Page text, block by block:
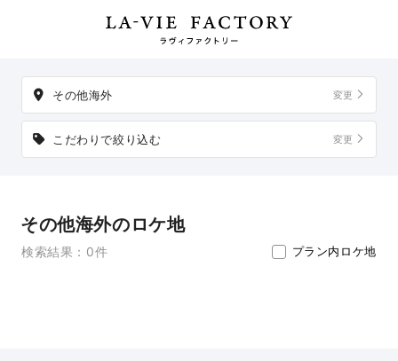
その他海外 変更
こだわりで絞り込む 変更
その他海外のロケ地
検索結果：0件 プラン内ロケ地